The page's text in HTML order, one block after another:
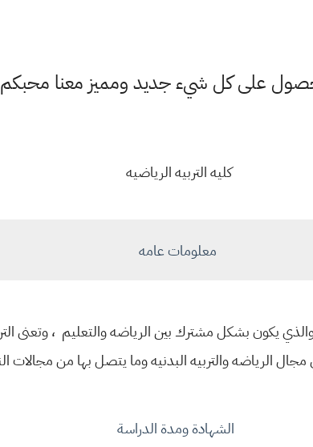
للحصول على كل شيء جديد ومميز معنا
كليه التربيه الرياضيه
معلومات عامه
والذي يكون بشكل مشترك بين الرياضه والتعليم ، وتعنى
الرياضه والتربيه البدنيه وما يتصل بها من مجالات
الشهادة ومدة الدراسة